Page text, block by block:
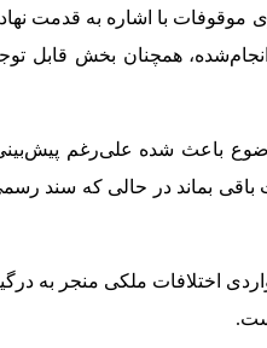
با اشاره به قدمت نهاد
همچنان بخش قابل
باعث شده علی‌رغم
بماند در حالی که سند
اختلافات ملکی منجر به